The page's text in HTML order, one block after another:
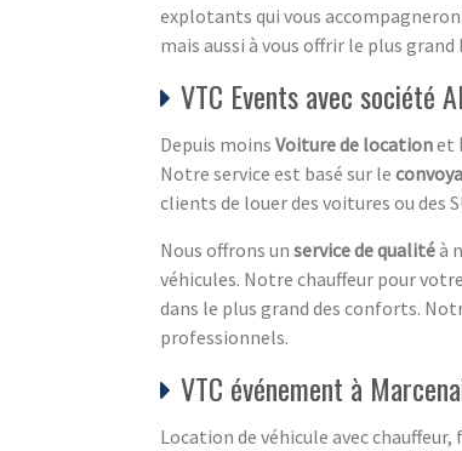
explotants qui vous
mais aussi à vous offrir le plus
VTC Events avec société
Depuis moins Voiture de locationet
Notre service est basé sur le
clients de louer des voitures ou des
Nous offrons un service de qualitéà
véhicules. Notre chauffeur pour
dans le plus grand des conforts.
professionnels.
VTC événement à
Location de véhicule avec